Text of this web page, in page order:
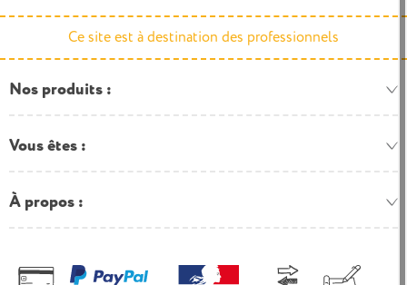
Ce site est à destination des professionnels
Nos produits
Vous êtes
À propos